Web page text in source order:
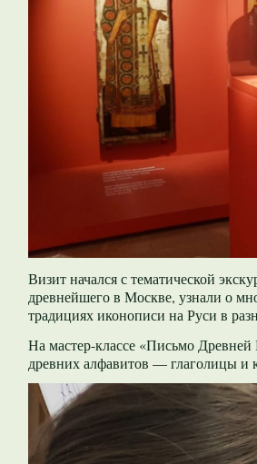
Визит начался с тематической
древнейшего в Москве, узнали о
традициях иконописи на Руси в
На мастер-классе «Письмо
древних алфавитов — глаголицы и